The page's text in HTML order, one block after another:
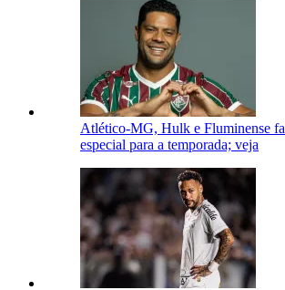
Atlético-MG, Hulk e Fluminense
especial para a temporada; veja